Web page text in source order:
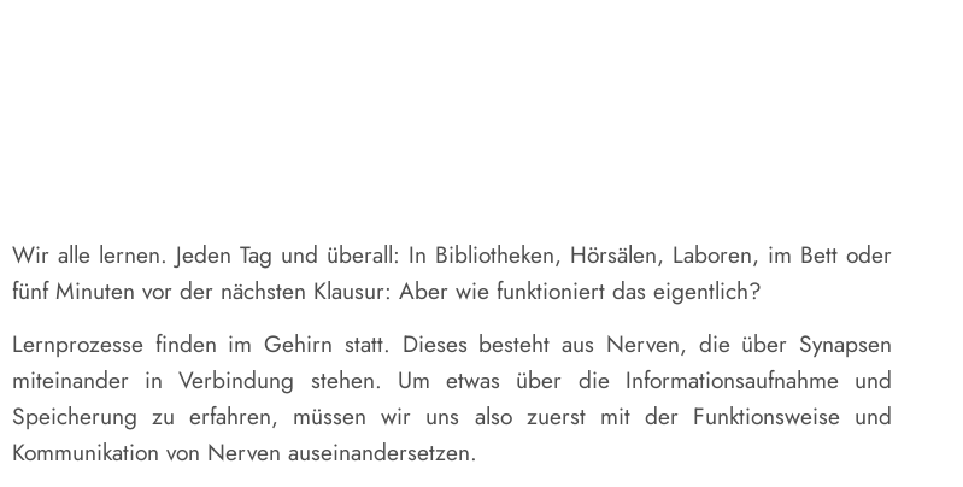
Wir alle lernen. Jeden Tag und überall: In Bibliotheken, Hörsälen, Laboren, im Bett oder
fünf Minuten vor der nächsten Klausur: Aber wie funktioniert das eigentlich?
Lernprozesse finden im Gehirn statt. Dieses besteht aus Nerven, die über Synapsen
miteinander in Verbindung stehen. Um etwas über die Informationsaufnahme und
Speicherung zu erfahren, müssen wir uns also zuerst mit der Funktionsweise und
Kommunikation von Nerven auseinandersetzen.